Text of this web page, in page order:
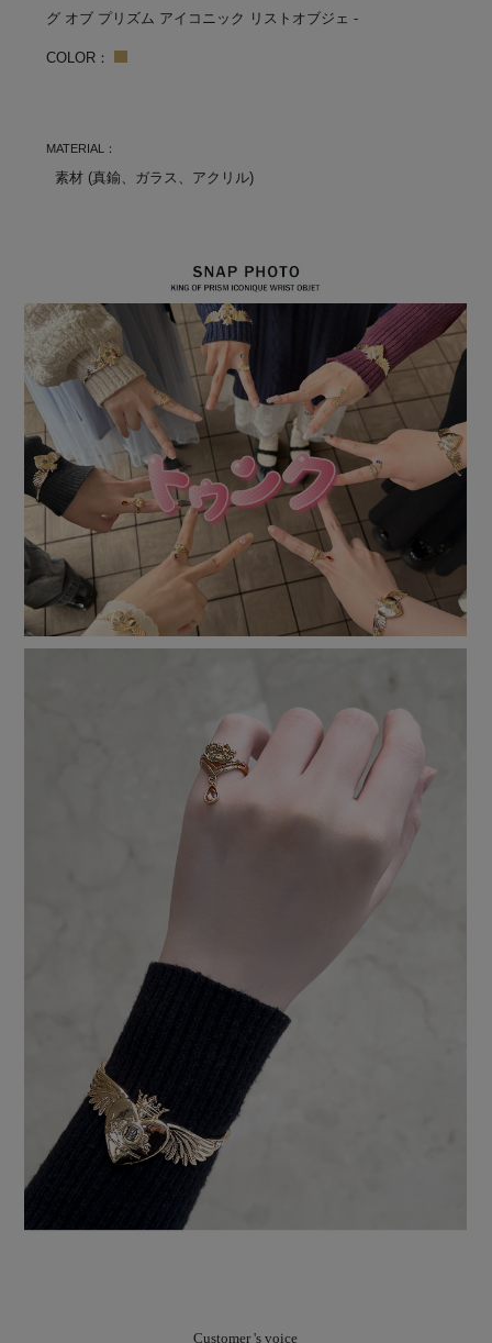
グ オブ プリズム アイコニック リストオブジェ -
COLOR：
MATERIAL：
素材 (真鍮、ガラス、アクリル)
Customer 's voice